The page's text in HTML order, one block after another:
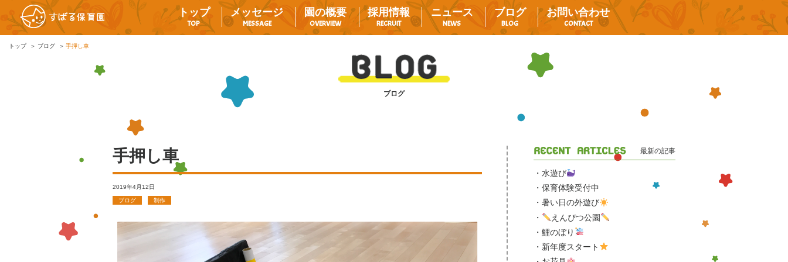
トップ
TOP
メッセージ
MESSAGE
園の概要
OVERVIEW
採用情報
RECRUIT
ニュース
NEWS
ブログ
BLOG
お問い合わせ
CONTACT
トップ ブログ 手押し車
ブログ
手押し車
2019年4月12日
ブログ 制作
最新の記事
水遊び
保育体験受付中
暑い日の外遊び
えんぴつ公園
鯉のぼり
新年度スタート